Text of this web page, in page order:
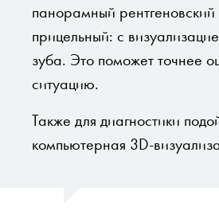
панорамный
прицельный: с
зуба. Это поможет точнее
ситуацию.
Также для диагностики
компьютерная 3D-